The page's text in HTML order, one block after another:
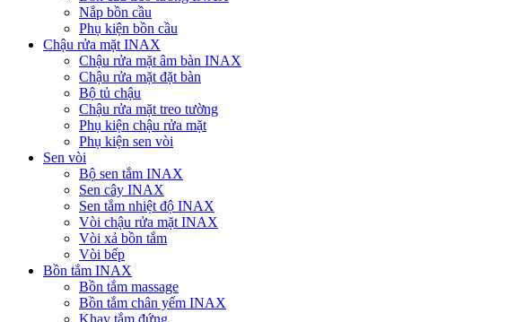
Nắp bồn cầu
Phụ kiện bồn cầu
Chậu rửa mặt INAX
Chậu rửa mặt âm bàn INAX
Chậu rửa mặt đặt bàn
Bộ tủ chậu
Chậu rửa mặt treo tường
Phụ kiện chậu rửa mặt
Phụ kiện sen vòi
Sen vòi
Bộ sen tắm INAX
Sen cây INAX
Sen tắm nhiệt độ INAX
Vòi chậu rửa mặt INAX
Vòi xả bồn tắm
Vòi bếp
Bồn tắm INAX
Bồn tắm massage
Bồn tắm chân yếm INAX